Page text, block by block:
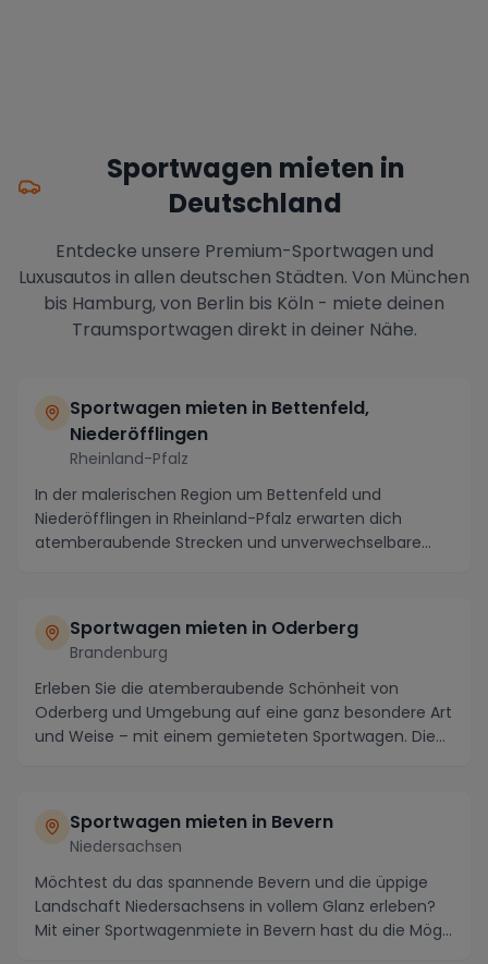
Sportwagen mieten in
Deutschland
Entdecke unsere Premium-Sportwagen und
Luxusautos in allen deutschen Städten. Von München
bis Hamburg, von Berlin bis Köln - miete deinen
Traumsportwagen direkt in deiner Nähe.
Sportwagen mieten in Bettenfeld,
Niederöfflingen
Rheinland-Pfalz
In der malerischen Region um Bettenfeld und
Niederöfflingen in Rheinland-Pfalz erwarten dich
atemberaubende Strecken und unverwechselbare
Sportwagen mieten in Oderberg
Brandenburg
Erleben Sie die atemberaubende Schönheit von
Oderberg und Umgebung auf eine ganz besondere Art
und Weise – mit einem gemieteten Sportwagen. Die
Sportwagen mieten in Bevern
Niedersachsen
Möchtest du das spannende Bevern und die üppige
Landschaft Niedersachsens in vollem Glanz erleben?
Mit einer Sportwagenmiete in Bevern hast du die Mög...